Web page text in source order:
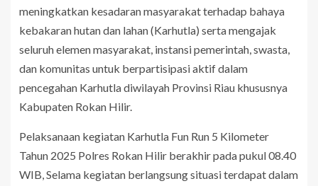
meningkatkan kesadaran masyarakat terhadap bahaya
kebakaran hutan dan lahan (Karhutla) serta mengajak
seluruh elemen masyarakat, instansi pemerintah, swasta,
dan komunitas untuk berpartisipasi aktif dalam
pencegahan Karhutla diwilayah Provinsi Riau khususnya
Kabupaten Rokan Hilir.
Pelaksanaan kegiatan Karhutla Fun Run 5 Kilometer
Tahun 2025 Polres Rokan Hilir berakhir pada pukul 08.40
WIB, Selama kegiatan berlangsung situasi terdapat dalam